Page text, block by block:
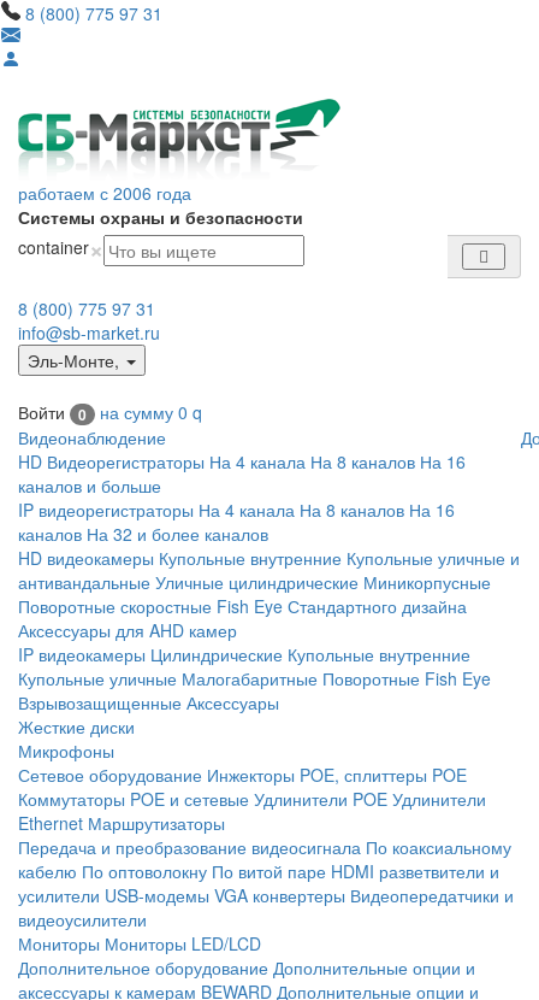
8 (800) 775 97 31
работаем с 2006 года
Системы охраны и безопасности
container×
8 (800) 775 97 31
info@sb-market.ru
Эль-Монте,
Войти 0 на сумму 0 q
Видеонаблюдение
HD Видеорегистраторы На 4 канала На 8 каналов На 16
каналов и больше
IP видеорегистраторы На 4 канала На 8 каналов На 16
каналов На 32 и более каналов
HD видеокамеры Купольные внутренние Купольные уличные и
антивандальные Уличные цилиндрические Миникорпусные
Поворотные скоростные Fish Eye Стандартного дизайна
Аксессуары для AHD камер
IP видеокамеры Цилиндрические Купольные внутренние
Купольные уличные Малогабаритные Поворотные Fish Eye
Взрывозащищенные Аксессуары
Жесткие диски
Микрофоны
Сетевое оборудование Инжекторы POE, сплиттеры POE
Коммутаторы POE и сетевые Удлинители POE Удлинители
Ethernet Маршрутизаторы
Передача и преобразование видеосигнала По коаксиальному
кабелю По оптоволокну По витой паре HDMI разветвители и
усилители USB-модемы VGA конвертеры Видеопередатчики и
видеоусилители
Мониторы Мониторы LED/LCD
Дополнительное оборудование Дополнительные опции и
аксессуары к камерам BEWARD Дополнительные опции и